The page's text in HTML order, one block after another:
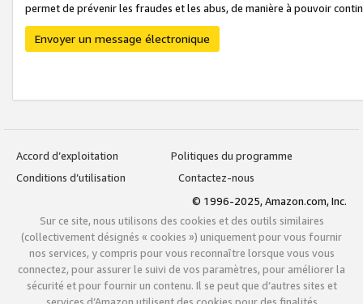
permet de prévenir les fraudes et les abus, de manière à pouvoir
Envoyer un message électronique
Accord d’exploitation
Politiques du programme
Conditions d’utilisation
Contactez-nous
© 1996-2025, Amazon.com, Inc.
Sur ce site, nous utilisons des cookies et des outils similaires
(collectivement désignés « cookies ») uniquement pour vous fournir
nos services, y compris pour vous reconnaître lorsque vous vous
connectez, pour assurer le suivi de vos paramètres, pour améliorer la
sécurité et pour fournir un contenu. Il se peut que d’autres sites et